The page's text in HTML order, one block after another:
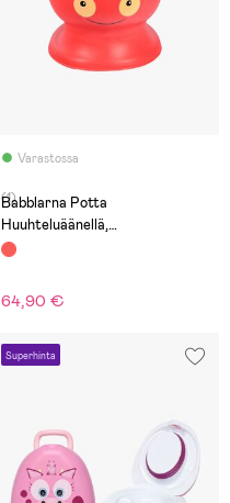
Varastossa
(1)
Babblarna Potta
Huuhteluäänellä,
Punainen/sininen
64,90 €
Superhinta